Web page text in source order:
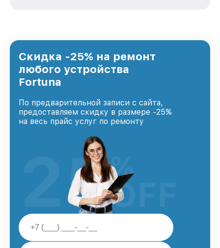
Москве, постоянно повышая уровень доверия
и лояльности наших клиентов.
Скидка -25% на ремонт
любого устройства
Fortuna
По предварительной записи с сайта,
предоставляем скидку в размере -25%
на весь прайс услуг по ремонту
25%
OFF